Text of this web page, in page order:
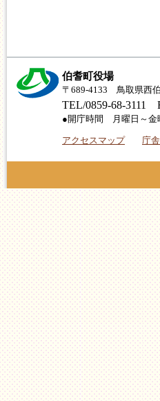
伯耆町役場
〒689-4133 鳥取県西
TEL/0859-68-3111
●開庁時間 月曜日～金
アクセスマップ 庁